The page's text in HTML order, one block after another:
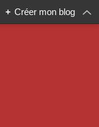
+ Créer mon blog